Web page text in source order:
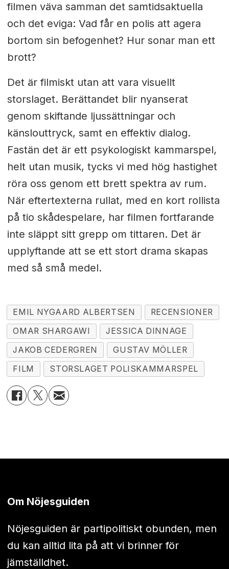
filmen väva samman det samtidsaktuella
och det eviga: Vad får en polis att agera
bortom sin befogenhet? Hur sonar man ett
brott?
Det är filmiskt utan att vara visuellt
storslaget. Berättandet blir nyanserat
genom skiftande ljussättningar och
känslouttryck, samt en effektiv dialog.
Fastän det är ett psykologiskt kammarspel,
helt utan musik, tycks vi med hög hastighet
röra oss genom ett brett spektra av rum.
När eftertexterna rullat, med en kort rollista
på tio skådespelare, har filmen fortfarande
inte släppt sitt grepp om tittaren. Det är
upplyftande att se ett stort drama skapas
med så små medel.
EMIL NYGAARD ALBERTSEN
RECENSIONER
OMAR SHARGAWI
JESSICA DINNAGE
JAKOB CEDERGREN
GUSTAV MÖLLER
FILM
STORSLAGET POLISKAMMARSPEL
Om Nöjesguiden
Nöjesguiden är partipolitiskt obunden, men
du kan alltid lita på att vi brinner för
jämställdhet.